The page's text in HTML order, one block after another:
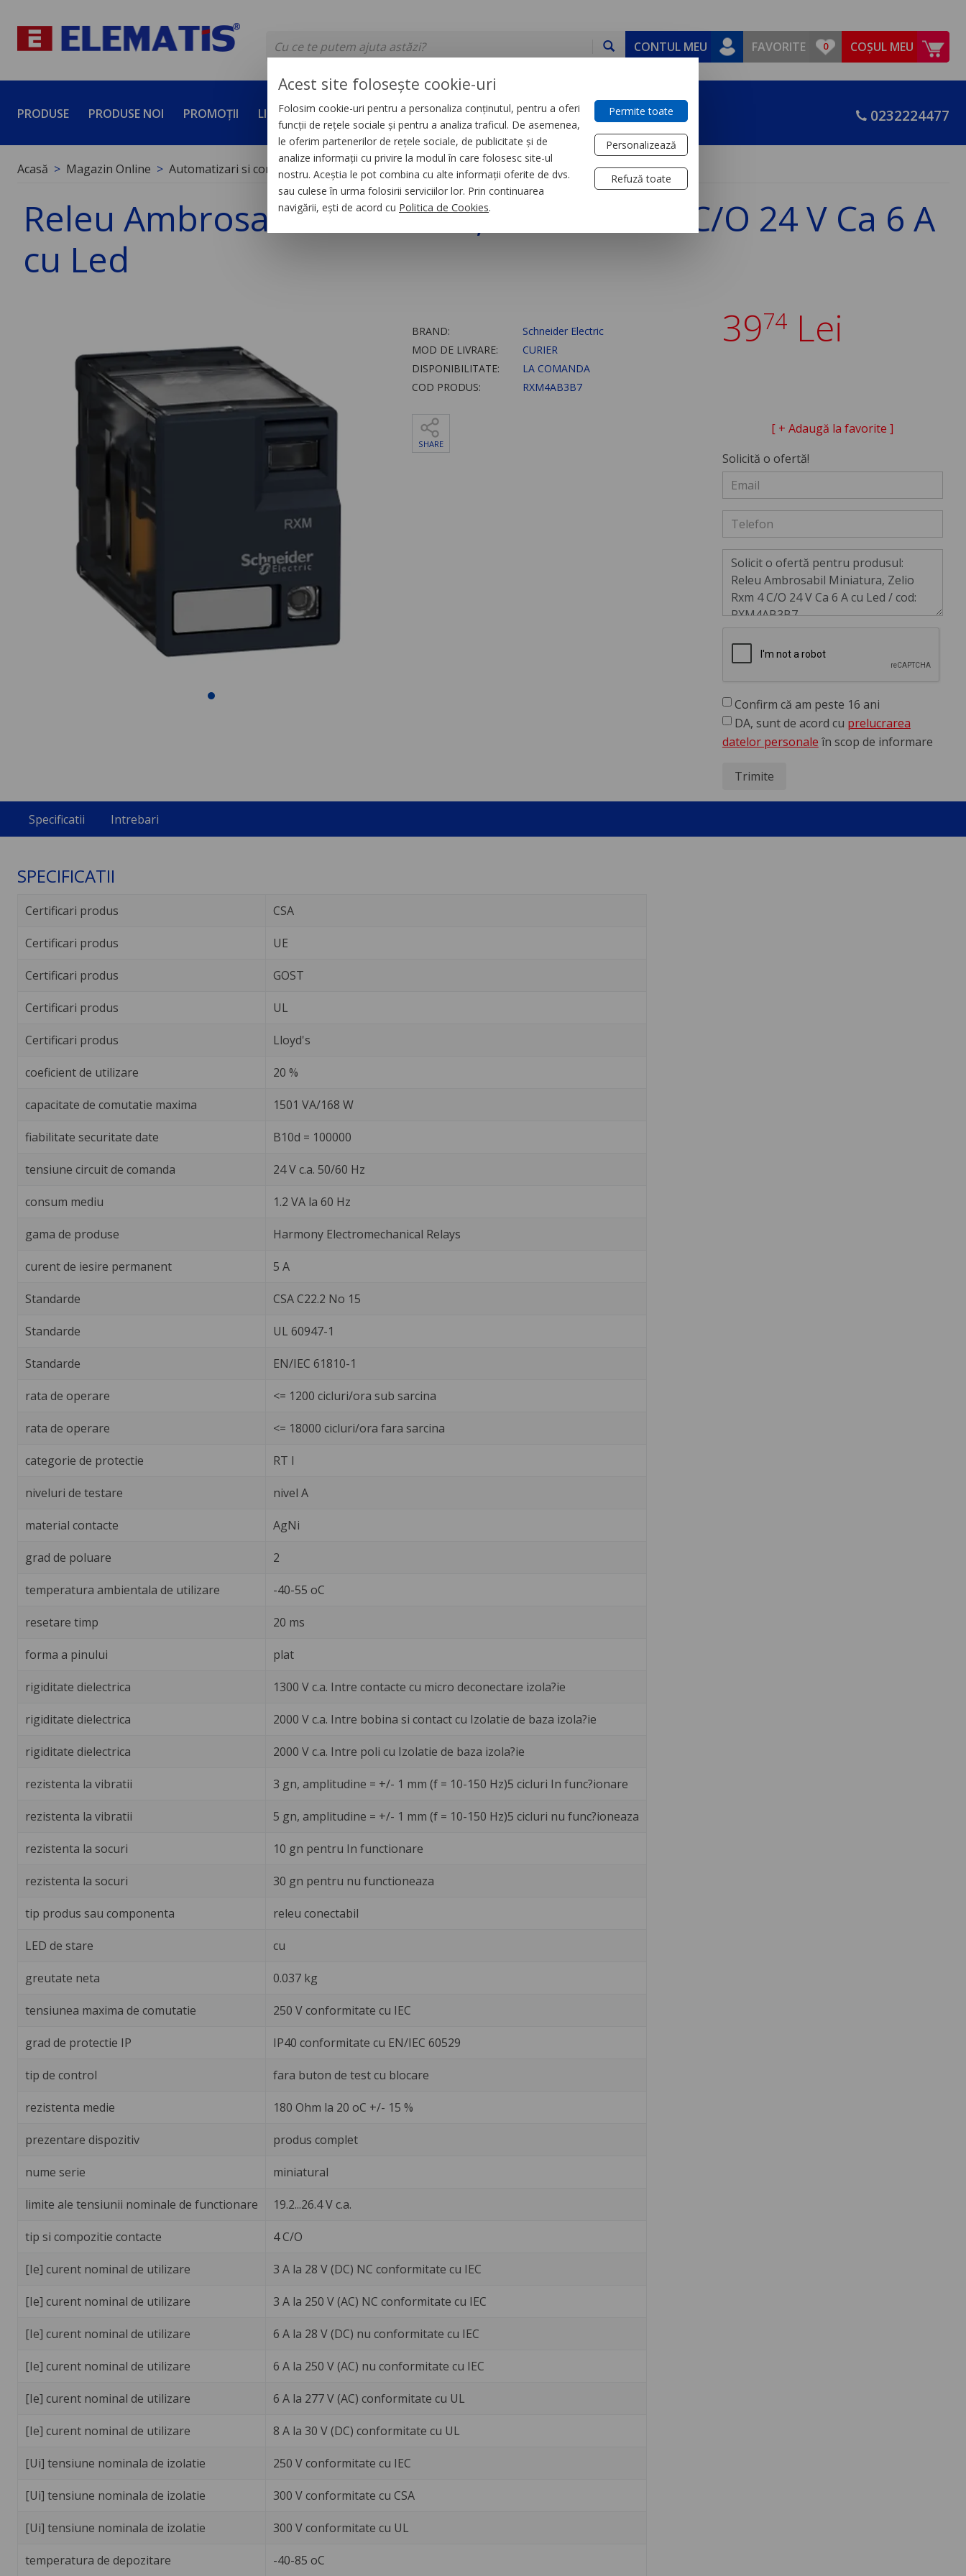
CONTUL MEU FAVORITE COȘUL MEU
PRODUSE PRODUSE NOI PROMOȚII LICHIDĂRI DE STOC SERVICII DEVINO PARTENER CONTACT 0232224477
Acasă Magazin Online Automatizari si control industrial Relee
Releu Ambrosabil Miniatura, Zelio Rxm 4 C/O 24 V Ca 6 A
cu Led
BRAND:
Schneider Electric
MOD DE LIVRARE:
CURIER
DISPONIBILITATE:
LA COMANDA
COD PRODUS:
RXM4AB3B7
SHARE
3974Lei
[ + Adaugă la favorite ]
Solicită o ofertă!
Confirm că am peste 16 ani
DA, sunt de acord cu prelucrarea
datelor personale în scop de informare
Trimite
Specificatii Intrebari
SPECIFICATII
Certificari produs CSA
Certificari produs UE
Certificari produs GOST
Certificari produs UL
Certificari produs Lloyd's
coeficient de utilizare 20 %
capacitate de comutatie maxima 1501 VA/168 W
fiabilitate securitate date B10d = 100000
tensiune circuit de comanda 24 V c.a. 50/60 Hz
consum mediu 1.2 VA la 60 Hz
gama de produse Harmony Electromechanical Relays
curent de iesire permanent 5 A
Standarde CSA C22.2 No 15
Standarde UL 60947-1
Standarde EN/IEC 61810-1
rata de operare <= 1200 cicluri/ora sub sarcina
rata de operare <= 18000 cicluri/ora fara sarcina
categorie de protectie RT I
niveluri de testare nivel A
material contacte AgNi
grad de poluare 2
temperatura ambientala de utilizare -40-55 oC
resetare timp 20 ms
forma a pinului plat
rigiditate dielectrica 1300 V c.a. Intre contacte cu micro deconectare izola?ie
rigiditate dielectrica 2000 V c.a. Intre bobina si contact cu Izolatie de baza izola?ie
rigiditate dielectrica 2000 V c.a. Intre poli cu Izolatie de baza izola?ie
rezistenta la vibratii 3 gn, amplitudine = +/- 1 mm (f = 10-150 Hz)5 cicluri In func?ionare
rezistenta la vibratii 5 gn, amplitudine = +/- 1 mm (f = 10-150 Hz)5 cicluri nu func?ioneaza
rezistenta la socuri 10 gn pentru In functionare
rezistenta la socuri 30 gn pentru nu functioneaza
tip produs sau componenta releu conectabil
LED de stare cu
greutate neta 0.037 kg
tensiunea maxima de comutatie 250 V conformitate cu IEC
grad de protectie IP IP40 conformitate cu EN/IEC 60529
tip de control fara buton de test cu blocare
rezistenta medie 180 Ohm la 20 oC +/- 15 %
prezentare dispozitiv produs complet
nume serie miniatural
limite ale tensiunii nominale de functionare 19.2...26.4 V c.a.
tip si compozitie contacte 4 C/O
[Ie] curent nominal de utilizare 3 A la 28 V (DC) NC conformitate cu IEC
[Ie] curent nominal de utilizare 3 A la 250 V (AC) NC conformitate cu IEC
[Ie] curent nominal de utilizare 6 A la 28 V (DC) nu conformitate cu IEC
[Ie] curent nominal de utilizare 6 A la 250 V (AC) nu conformitate cu IEC
[Ie] curent nominal de utilizare 6 A la 277 V (AC) conformitate cu UL
[Ie] curent nominal de utilizare 8 A la 30 V (DC) conformitate cu UL
[Ui] tensiune nominala de izolatie 250 V conformitate cu IEC
[Ui] tensiune nominala de izolatie 300 V conformitate cu CSA
[Ui] tensiune nominala de izolatie 300 V conformitate cu UL
temperatura de depozitare -40-85 oC
Acest site folosește cookie-uri
Folosim cookie-uri pentru a personaliza conținutul, pentru a oferi
funcții de rețele sociale și pentru a analiza traficul. De asemenea,
le oferim partenerilor de rețele sociale, de publicitate și de
analize informații cu privire la modul în care folosesc site-ul
nostru. Aceștia le pot combina cu alte informații oferite de dvs.
sau culese în urma folosirii serviciilor lor. Prin continuarea
navigării, ești de acord cu Politica de Cookies.
Permite toate
Personalizează
Refuză toate